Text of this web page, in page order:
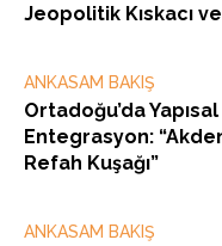
Jeopolitik Kıskacı
ANKASAM BAKIŞ
Ortadoğu’da
Entegrasyon:
Refah Kuşağı”
ANKASAM BAKIŞ